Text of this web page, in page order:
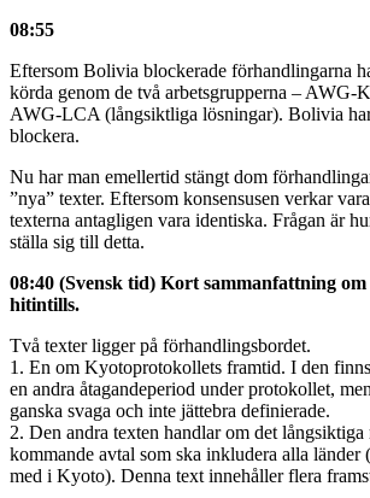
08:55
Eftersom Bolivia blockerade förhandlingarna
körda genom de två arbetsgrupperna – AWG-
AWG-LCA (långsiktliga lösningar). Bolivia
blockera.
Nu har man emellertid stängt dom
”nya” texter. Eftersom konsensusen verkar
texterna antagligen vara identiska. Frågan är
ställa sig till detta.
08:40 (Svensk tid) Kort sammanfattning
hitintills.
Två texter ligger på förhandlingsbordet.
1. En om Kyotoprotokollets framtid. I den
en andra åtagandeperiod under protokollet,
ganska svaga och inte jättebra definierade.
2. Den andra texten handlar om det långsiktiga
kommande avtal som ska inkludera alla länder
med i Kyoto). Denna text innehåller flera